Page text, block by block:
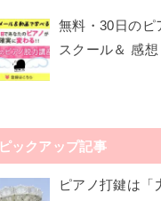
無料・30日のピ
スクール＆ 感想
ピックアップ記事
ピアノ打鍵は「